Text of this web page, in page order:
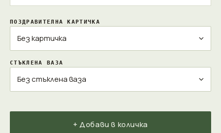
ПОЗДРАВИТЕЛНА КАРТИЧКА
СТЪКЛЕНА ВАЗА
+ Добави в количка